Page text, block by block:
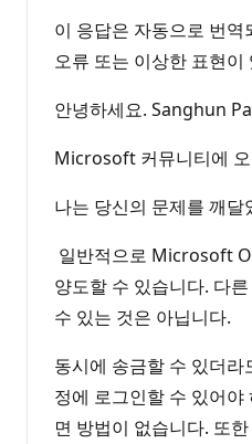
이 응답은 자동으로 번
오류 또는 이상한 표현이
안녕하세요. Sanghun
Microsoft 커뮤니티에
나는 당신의 문제를 깨달
일반적으로 Microsoft
양도할 수 있습니다. 다
수 있는 것은 아닙니다.
동시에 송금할 수 있더라
정에 로그인할 수 있어야
면 방법이 없습니다. 또